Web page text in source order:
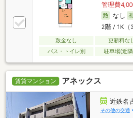
管理費
なし
2階 / 1K（
敷金なし 更新料な
バス・トイレ別
駐車場(近
賃貸マンション アネックス
近鉄名
その他の交通